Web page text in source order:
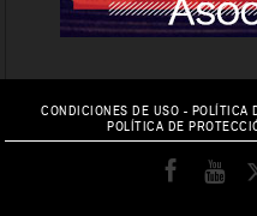
CONDICIONES DE USO - POLÍTICA
POLÍTICA DE